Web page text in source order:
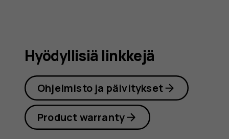
Hyödyllisiä linkkejä
Ohjelmisto ja päivitykset
Product warranty